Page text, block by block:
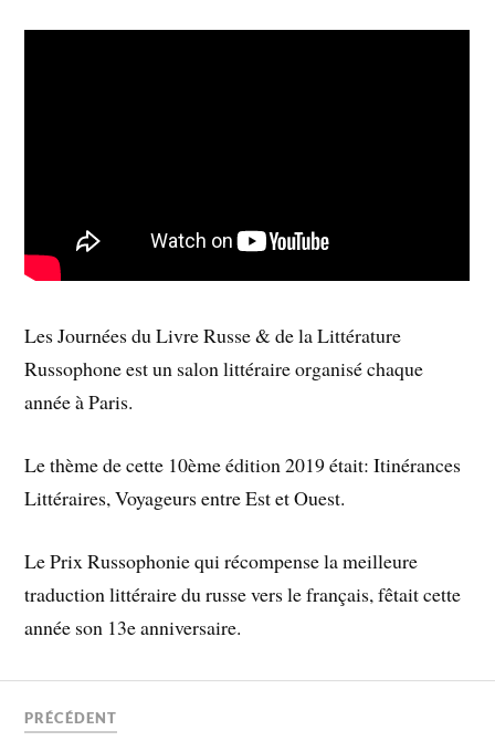
Les Journées du Livre Russe & de la Littérature
Russophone est un salon littéraire organisé chaque
année à Paris.
Le thème de cette 10ème édition 2019 était: Itinérances
Littéraires, Voyageurs entre Est et Ouest.
Le Prix Russophonie qui récompense la meilleure
traduction littéraire du russe vers le français, fêtait cette
année son 13e anniversaire.
PRÉCÉDENT